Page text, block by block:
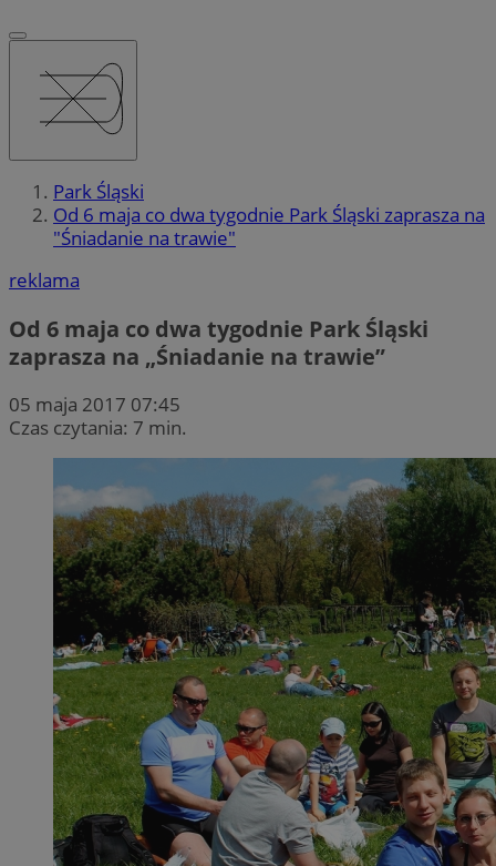
Park Śląski
Od 6 maja co dwa tygodnie Park Śląski zaprasza na
"Śniadanie na trawie"
reklama
Od 6 maja co dwa tygodnie Park Śląski
zaprasza na „Śniadanie na trawie”
05 maja 2017 07:45
Czas czytania: 7 min.